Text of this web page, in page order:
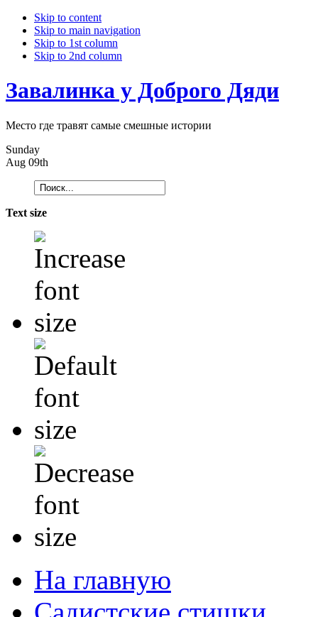
Skip to content
Skip to main navigation
Skip to 1st column
Skip to 2nd column
Завалинка у Доброго Дяди
Место где травят самые смешные истории
Sunday
Aug 09th
Text size
На главную